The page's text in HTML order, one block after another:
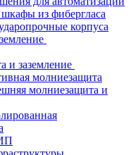
из фибергласа
корпуса
и заземление
молниезащита
молниезащита и